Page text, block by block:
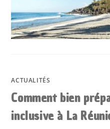
ACTUALITÉS
Comment bien
inclusive à La